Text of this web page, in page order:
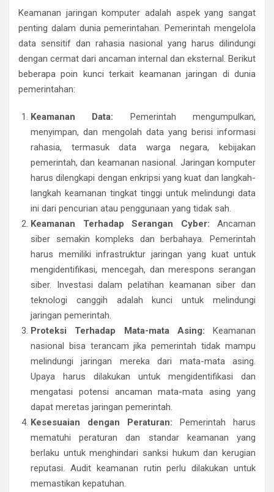
Keamanan jaringan komputer adalah aspek yang sangat
penting dalam dunia pemerintahan. Pemerintah mengelola
data sensitif dan rahasia nasional yang harus dilindungi
dengan cermat dari ancaman internal dan eksternal. Berikut
beberapa poin kunci terkait keamanan jaringan di dunia
pemerintahan:
Keamanan Data: Pemerintah mengumpulkan,
menyimpan, dan mengolah data yang berisi informasi
rahasia, termasuk data warga negara, kebijakan
pemerintah, dan keamanan nasional. Jaringan komputer
harus dilengkapi dengan enkripsi yang kuat dan langkah-
langkah keamanan tingkat tinggi untuk melindungi data
ini dari pencurian atau penggunaan yang tidak sah.
Keamanan Terhadap Serangan Cyber: Ancaman
siber semakin kompleks dan berbahaya. Pemerintah
harus memiliki infrastruktur jaringan yang kuat untuk
mengidentifikasi, mencegah, dan merespons serangan
siber. Investasi dalam pelatihan keamanan siber dan
teknologi canggih adalah kunci untuk melindungi
jaringan pemerintah.
Proteksi Terhadap Mata-mata Asing: Keamanan
nasional bisa terancam jika pemerintah tidak mampu
melindungi jaringan mereka dari mata-mata asing.
Upaya harus dilakukan untuk mengidentifikasi dan
mengatasi potensi ancaman mata-mata asing yang
dapat meretas jaringan pemerintah.
Kesesuaian dengan Peraturan: Pemerintah harus
mematuhi peraturan dan standar keamanan yang
berlaku untuk menghindari sanksi hukum dan kerugian
reputasi. Audit keamanan rutin perlu dilakukan untuk
memastikan kepatuhan.